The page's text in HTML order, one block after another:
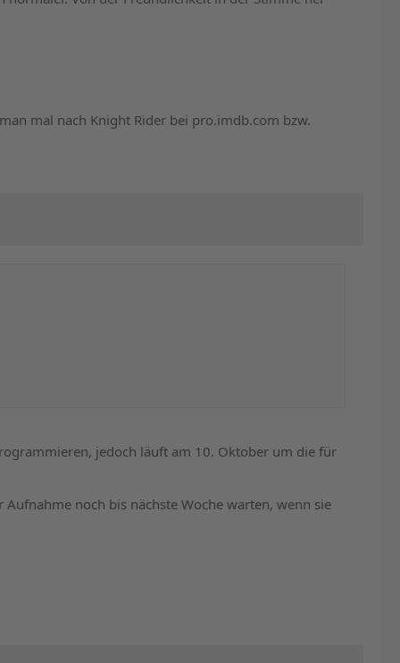
mal nach Knight Rider bei pro.imdb.com bzw.
jedoch läuft am 10. Oktober um die für
noch bis nächste Woche warten, wenn sie